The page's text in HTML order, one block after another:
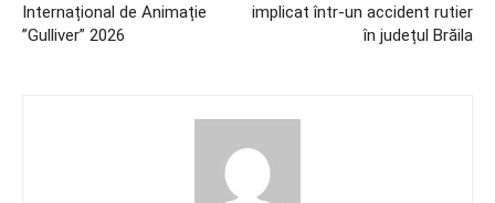
Internațional de Animație
”Gulliver” 2026
implicat într-un accident rutier
în județul Brăila